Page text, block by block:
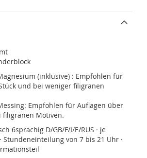
(inklusive) : Empfohlen für
und bei weniger filigranen
Empfohlen für Auflagen über
filigranen Motiven.
6sprachig D/GB/F/I/E/RUS · je
Stundeneinteilung von 7 bis 21 Uhr ·